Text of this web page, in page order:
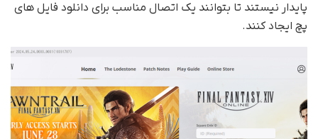
پایدار نیستند تا بتوانند یک اتصال مناسب برای دانلود فایل های
پچ ایجاد کنند.